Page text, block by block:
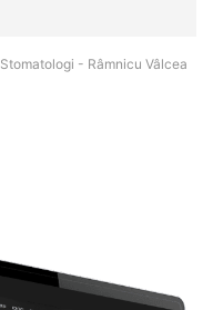
- Râmnicu Vâlcea